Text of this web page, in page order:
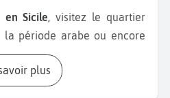
en Sicile, visitez le quartier
la période arabe ou encore
quartier de Civita d'héritage
séjour à Catane
Romain de Catane. Ce site
savoir plus